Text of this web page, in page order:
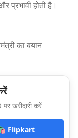
प्रभावी होती है।
का बयान
खरीदारी करें
Flipkart